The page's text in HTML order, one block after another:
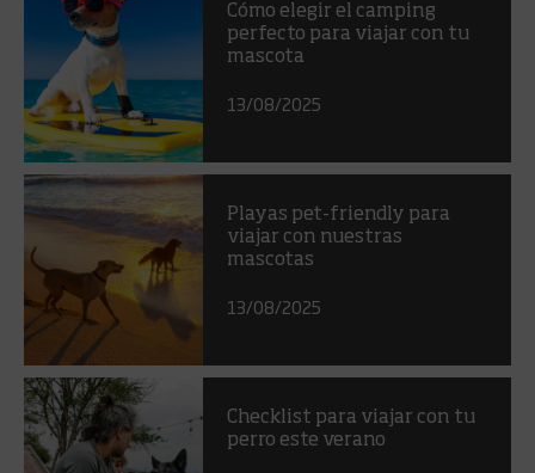
Cómo elegir el camping
perfecto para viajar con tu
mascota
13/08/2025
Playas pet-friendly para
viajar con nuestras
mascotas
13/08/2025
Checklist para viajar con tu
perro este verano